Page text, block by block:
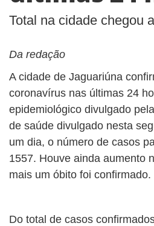
Total na cidade chegou
Da redação
A cidade de Jaguariúna
coronavírus nas últimas 24
epidemiológico divulgado
de saúde divulgado nesta
um dia, o número de casos
1557. Houve ainda aumento
mais um óbito foi confirmado.
Do total de casos